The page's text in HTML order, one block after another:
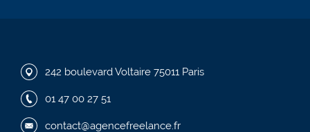
242 boulevard Voltaire 75011 Paris
01 47 00 27 51
contact@agencefreelance.fr